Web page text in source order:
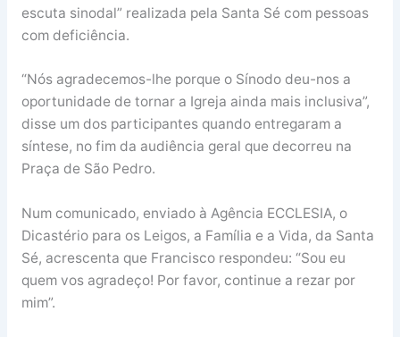
escuta sinodal” realizada pela Santa Sé com pessoas
com deficiência.
“Nós agradecemos-lhe porque o Sínodo deu-nos a
oportunidade de tornar a Igreja ainda mais inclusiva”,
disse um dos participantes quando entregaram a
síntese, no fim da audiência geral que decorreu na
Praça de São Pedro.
Num comunicado, enviado à Agência ECCLESIA, o
Dicastério para os Leigos, a Família e a Vida, da Santa
Sé, acrescenta que Francisco respondeu: “Sou eu
quem vos agradeço! Por favor, continue a rezar por
mim”.